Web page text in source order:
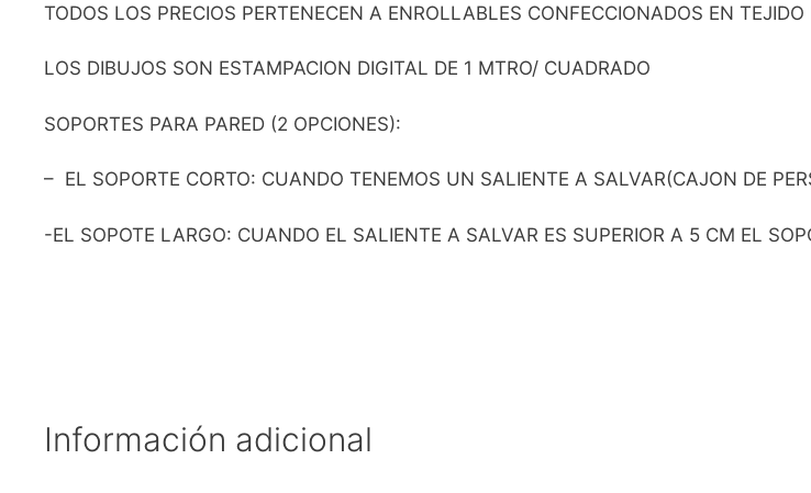
TODOS LOS PRECIOS PERTENECEN A ENROLLABLES CONFECCIONADOS EN
LOS DIBUJOS SON ESTAMPACION DIGITAL DE 1 MTRO/ CUADRADO
SOPORTES PARA PARED (2 OPCIONES):
– EL SOPORTE CORTO: CUANDO TENEMOS UN SALIENTE A SALVAR(CAJON DE
-EL SOPOTE LARGO: CUANDO EL SALIENTE A SALVAR ES SUPERIOR A 5 CM EL
Información adicional